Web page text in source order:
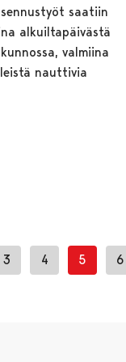
saatiin
alkuiltapäivästä
valmiina
nauttivia
3 4 5 6